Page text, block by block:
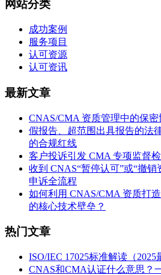
网站分类
成功案例
服务项目
认可资源
认可资讯
最新文章
CNAS/CMA 资质管理中的保
假报告、超范围出具报告的法
的合规红线
客户投诉引发 CMA 专项监督
收到 CNAS“暂停认可”或“撤
申诉全流程
如何利用 CNAS/CMA 资质打
的核心技术壁垒？
热门文章
ISO/IEC 17025标准解读（2025
CNAS和CMA认证什么意思？